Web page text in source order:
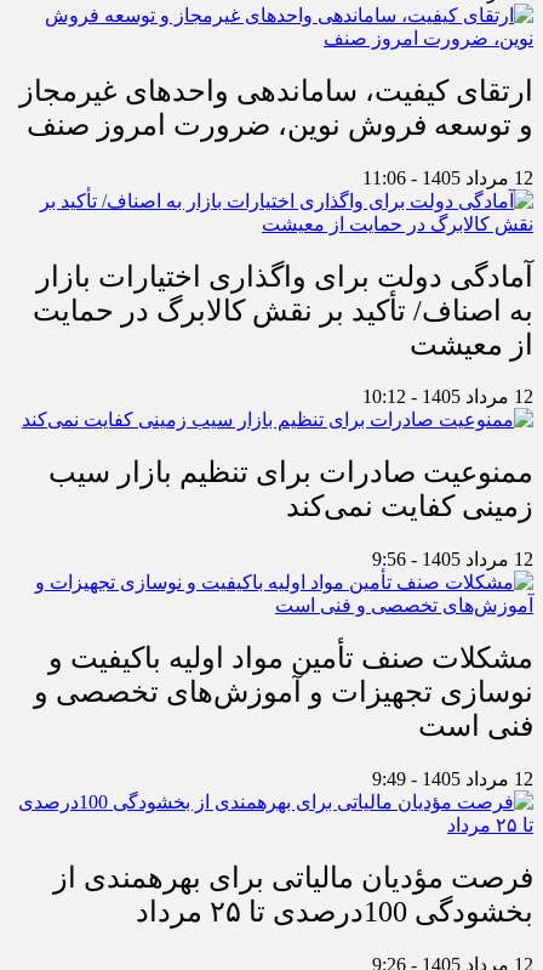
ارتقای کیفیت، ساماندهی واحدهای غیرمجاز
و توسعه فروش نوین، ضرورت امروز صنف
12 مرداد 1405 - 11:06
آمادگی دولت برای واگذاری اختیارات بازار
به اصناف/ تأکید بر نقش کالابرگ در حمایت
از معیشت
12 مرداد 1405 - 10:12
ممنوعیت صادرات برای تنظیم بازار سیب
زمینی کفایت نمی‌کند
12 مرداد 1405 - 9:56
مشکلات صنف تأمین مواد اولیه باکیفیت و
نوسازی تجهیزات و آموزش‌های تخصصی و
فنی است
12 مرداد 1405 - 9:49
فرصت مؤدیان مالیاتی برای بهره‎مندی از
بخشودگی 100درصدی تا ۲۵ مرداد
12 مرداد 1405 - 9:26